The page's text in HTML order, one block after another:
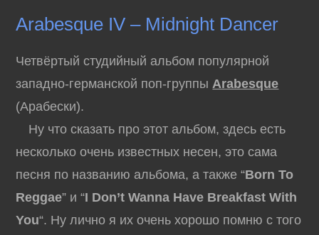
Arabesque IV – Midnight Dancer
Четвёртый студийный альбом популярной
западно-германской поп-группыArabesque
(Арабески).
Ну что сказать про этот альбом, здесь есть
несколько очень известных несен, это сама
песня по названию альбома, а также “Born To
Reggae” и “I Don’t Wanna Have Breakfast With
You“. Ну лично я их очень хорошо помню с того